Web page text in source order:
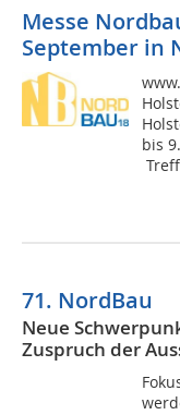
Messe
September in
bis

71. NordBau
Neue
Zuspruch der